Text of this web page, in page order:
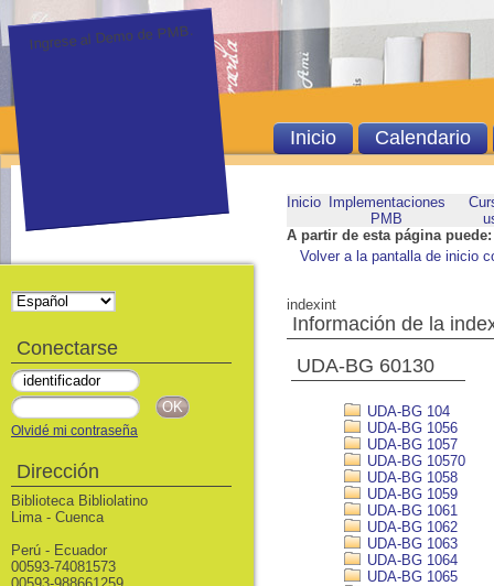
Inicio
Implementaciones
PMB
A partir de esta página puede:
Volver a la pantalla de inicio
indexint
Información de la
UDA-BG 60130
UDA-BG 104
UDA-BG 1056
UDA-BG 1057
UDA-BG 10570
UDA-BG 1058
UDA-BG 1059
UDA-BG 1061
UDA-BG 1062
UDA-BG 1063
UDA-BG 1064
UDA-BG 1065
Ingrese al Demo de PMB.
Inicio Calendario
Conectarse
Olvidé mi contraseña
Dirección
Biblioteca Bibliolatino
Lima - Cuenca
Perú - Ecuador
00593-74081573